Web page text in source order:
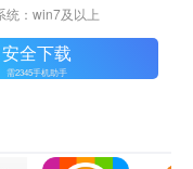
统：win7及以上
安全下载
需2345手机助手